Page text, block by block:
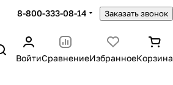
8-800-333-08-14 Заказать звонок
ВойтиСравнениеИзбранноеКорзина